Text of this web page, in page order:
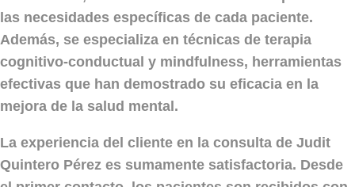
las necesidades específicas de cada paciente.
Además, se especializa en técnicas de terapia
cognitivo-conductual y mindfulness, herramientas
efectivas que han demostrado su eficacia en la
mejora de la salud mental.
La experiencia del cliente en la consulta de Judit
Quintero Pérez es sumamente satisfactoria. Desde